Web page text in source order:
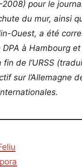
pour le
du mur, ainsi
Ouest, a été
à Hambourg
de l’URSS
sur l’Allemagne